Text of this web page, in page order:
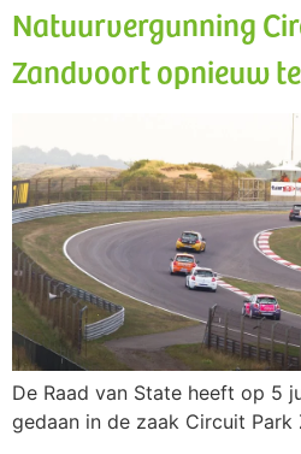
Natuurvergunning
Zandvoort opnieuw
De Raad van State heeft op 5
gedaan in de zaak Circuit Park